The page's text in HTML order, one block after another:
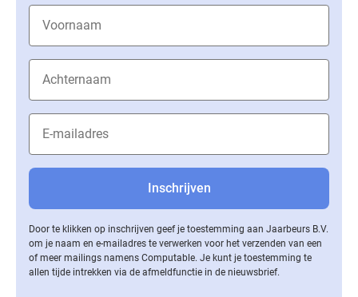
Door te klikken op inschrijven geef je toestemming aan Jaarbeurs B.V.
om je naam en e-mailadres te verwerken voor het verzenden van een
of meer mailings namens Computable. Je kunt je toestemming te
allen tijde intrekken via de af­meld­func­tie in de nieuwsbrief.